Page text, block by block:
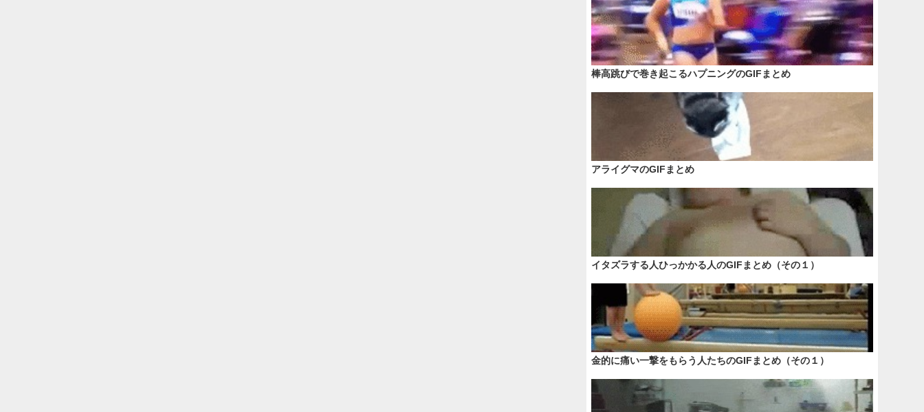
棒高跳びで巻き起こるハプニングのGIFまとめ
アライグマのGIFまとめ
イタズラする人ひっかかる人のGIFまとめ（その１）
金的に痛い一撃をもらう人たちのGIFまとめ（その１）